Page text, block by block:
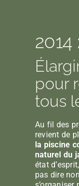
2014 :
pour
tous
Au fil des
revient de
la piscine
naturel du
état
pas dire